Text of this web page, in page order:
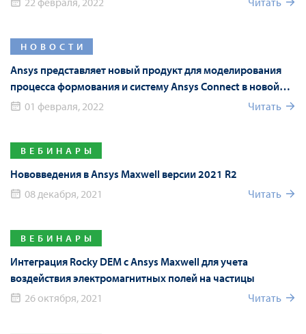
НОВОСТИ
Ansys представляет новый продукт для моделирования
процесса формования и систему Ansys Connect в новой
версии Ansys 2022 R1
01 февраля, 2022 Читать
ВЕБИНАРЫ
Нововведения в Ansys Maxwell версии 2021 R2
08 декабря, 2021
Читать
ВЕБИНАРЫ
Интеграция Rocky DEM с Ansys Maxwell для учета
воздействия электромагнитных полей на частицы
26 октября, 2021
Читать